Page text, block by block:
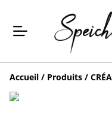
Accueil / Produits /